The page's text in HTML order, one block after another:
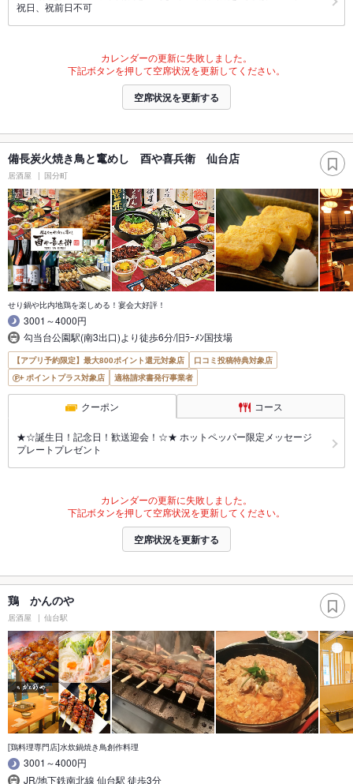
祝日、祝前日不可
カレンダーの更新に失敗しました。
下記ボタンを押して空席状況を更新してください。
空席状況を更新する
備長炭火焼き鳥と竃めし 酉や喜兵衛 仙台店
居酒屋 国分町
せり鍋や比内地鶏を楽しめる！宴会大好評！
3001～4000円
勾当台公園駅(南3出口)より徒歩6分/旧ﾗｰﾒﾝ国技場
【アプリ予約限定】最大800ポイント還元対象店
口コミ投稿特典対象店
ポイントプラス対象店
適格請求書発行事業者
クーポン コース
★☆誕生日！記念日！歓送迎会！☆★ ホットペッパー限定メッセージ
プレートプレゼント
カレンダーの更新に失敗しました。
下記ボタンを押して空席状況を更新してください。
空席状況を更新する
鶏 かんのや
居酒屋 仙台駅
[鶏料理専門店]水炊鍋焼き鳥創作料理
3001～4000円
JR/地下鉄南北線 仙台駅 徒歩3分